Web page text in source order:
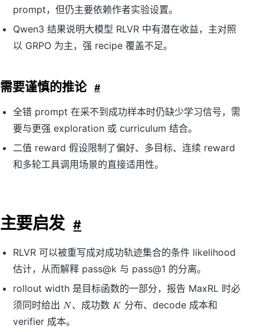
prompt，但仍主要依赖作者实验设置。
Qwen3 结果说明大模型 RLVR 中有潜在收益，主对照
以 GRPO 为主，强 recipe 覆盖不足。
需要谨慎的推论 #
全错 prompt 在采不到成功样本时仍缺少学习信号，需
要与更强 exploration 或 curriculum 结合。
二值 reward 假设限制了偏好、多目标、连续 reward
和多轮工具调用场景的直接适用性。
主要启发 #
RLVR 可以被重写成对成功轨迹集合的条件 likelihood
估计，从而解释 pass@k 与 pass@1 的分离。
rollout width 是目标函数的一部分，报告 MaxRL 时必
须同时给出N
N、成功数K
K 分布、decode 成本和
verifier 成本。